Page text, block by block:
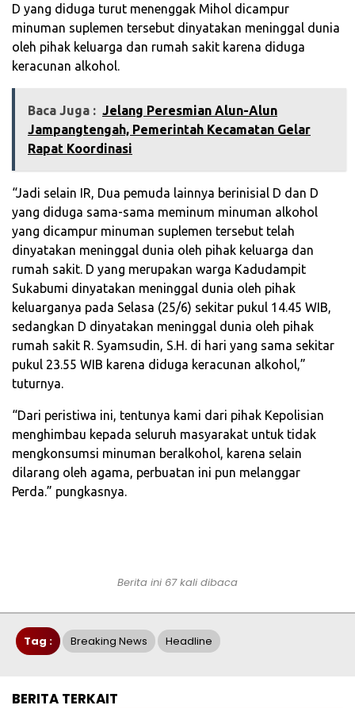
D yang diduga turut menenggak Mihol dicampur
minuman suplemen tersebut dinyatakan meninggal dunia
oleh pihak keluarga dan rumah sakit karena diduga
keracunan alkohol.
Baca Juga : ‎Jelang Peresmian Alun-Alun
Jampangtengah, Pemerintah Kecamatan Gelar
Rapat Koordinasi‎
“Jadi selain IR, Dua pemuda lainnya berinisial D dan D
yang diduga sama-sama meminum minuman alkohol
yang dicampur minuman suplemen tersebut telah
dinyatakan meninggal dunia oleh pihak keluarga dan
rumah sakit. D yang merupakan warga Kadudampit
Sukabumi dinyatakan meninggal dunia oleh pihak
keluarganya pada Selasa (25/6) sekitar pukul 14.45 WIB,
sedangkan D dinyatakan meninggal dunia oleh pihak
rumah sakit R. Syamsudin, S.H. di hari yang sama sekitar
pukul 23.55 WIB karena diduga keracunan alkohol,”
tuturnya.
“Dari peristiwa ini, tentunya kami dari pihak Kepolisian
menghimbau kepada seluruh masyarakat untuk tidak
mengkonsumsi minuman beralkohol, karena selain
dilarang oleh agama, perbuatan ini pun melanggar
Perda.” pungkasnya.
Berita ini 67 kali dibaca
Tag : Breaking News Headline
BERITA TERKAIT